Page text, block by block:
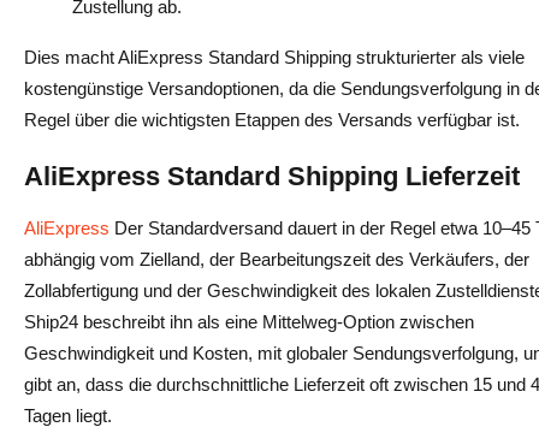
Zustellung ab.
Dies macht AliExpress Standard Shipping strukturierter als viele
kostengünstige Versandoptionen, da die Sendungsverfolgung in
Regel über die wichtigsten Etappen des Versands verfügbar ist.
AliExpress Standard Shipping Lieferzeit
AliExpress Der Standardversand dauert in der Regel etwa 10–45
abhängig vom Zielland, der Bearbeitungszeit des Verkäufers, der
Zollabfertigung und der Geschwindigkeit des lokalen
Ship24 beschreibt ihn als eine Mittelweg-Option zwischen
Geschwindigkeit und Kosten, mit globaler Sendungsverfolgung,
gibt an, dass die durchschnittliche Lieferzeit oft zwischen 15 und
Tagen liegt.